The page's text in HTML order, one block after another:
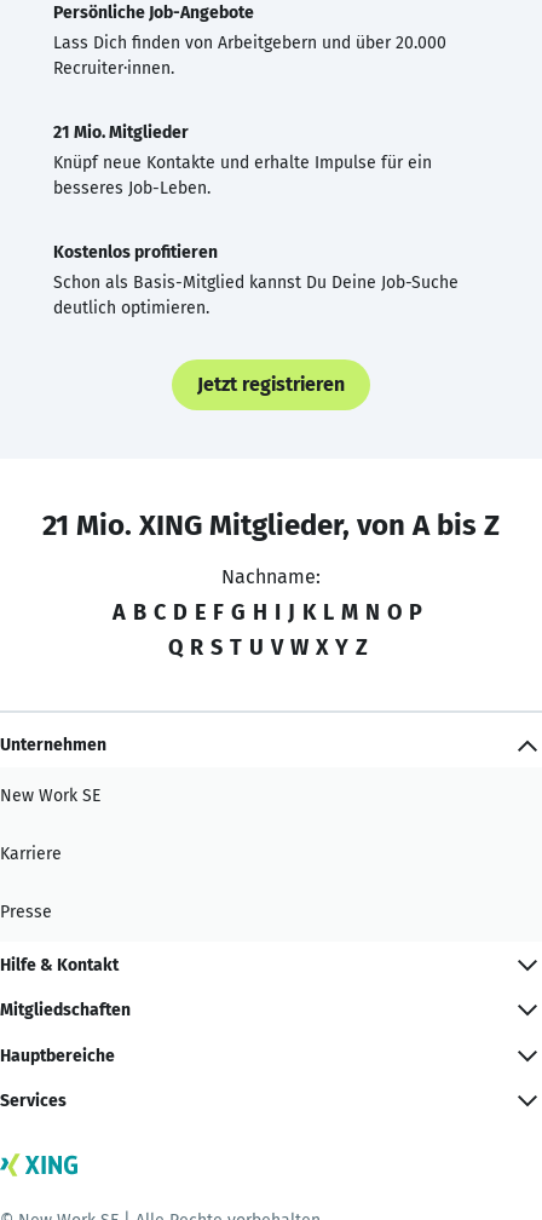
Persönliche Job-Angebote
Lass Dich finden von Arbeitgebern und über 20.000
Recruiter·innen.
21 Mio. Mitglieder
Knüpf neue Kontakte und erhalte Impulse für ein
besseres Job-Leben.
Kostenlos profitieren
Schon als Basis-Mitglied kannst Du Deine Job-Suche
deutlich optimieren.
Jetzt registrieren
21 Mio. XING Mitglieder, von A bis Z
Nachname:
A B C D E F G H I J K L M N O P
Q R S T U V W X Y Z
Unternehmen
New Work SE
Karriere
Presse
Hilfe & Kontakt
Mitgliedschaften
Hauptbereiche
Services